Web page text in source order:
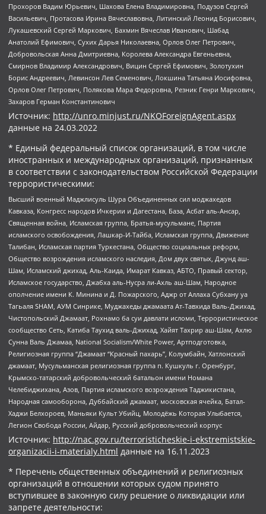
Прохоров Вадим Юрьевич, Шахова Елена Владимировна, Подузов Сергей
Васильевич, Протасова Ирина Вячеславовна, Литинский Леонид Борисович,
Лукашевский Сергей Маркович, Бахмин Вячеслав Иванович, Шабад
Анатолий Ефимович, Сухих Дарья Николаевна, Орлов Олег Петрович,
Добровольская Анна Дмитриевна, Королева Александра Евгеньевна,
Смирнов Владимир Александрович, Вицин Сергей Ефимович, Золотухин
Борис Андреевич, Левинсон Лев Семенович, Локшина Татьяна Иосифовна,
Орлов Олег Петрович, Полякова Мара Федоровна, Резник Генри Маркович,
Захаров Герман Константинович
Источник: http://unro.minjust.ru/NKOForeignAgent.aspx
данные на 24.03.2022
* Единый федеральный список организаций, в том числе
иностранных и международных организаций, признанных
в соответствии с законодательством Российской Федерации
террористическими:
Высший военный Маджлисуль Шура Объединенных сил моджахедов
Кавказа, Конгресс народов Ичкерии и Дагестана, База, Асбат аль-Ансар,
Священная война, Исламская группа, Братья-мусульмане, Партия
исламского освобождения, Лашкар-И-Тайба, Исламская группа, Движение
Талибан, Исламская партия Туркестана, Общество социальных реформ,
Общество возрождения исламского наследия, Дом двух святых, Джунд аш-
Шам, Исламский джихад, Аль-Каида, Имарат Кавказ, АБТО, Правый сектор,
Исламское государство, Джабха аль-Нусра ли-Ахль аш-Шам, Народное
ополчение имени К. Минина и Д. Пожарского, Аджр от Аллаха Субхану уа
Тагьаля SHAM, АУМ Синрике, Муджахеды джамаата Ат-Тавхида Валь-Джихад,
Чистопольский Джамаат, Рохнамо ба суи давлати исломи, Террористическое
сообщество Сеть, Катиба Таухид валь-Джихад, Хайят Тахрир аш-Шам, Ахлю
Сунна Валь Джамаа, National Socialism/White Power, Артподготовка,
Религиозная группа “Джамаат “Красный пахарь”, Колумбайн, Хатлонский
джамаат, Мусульманская религиозная группа п. Кушкуль г. Оренбург,
Крымско-татарский добровольческий батальон имени Номана
Челебиджихана, Азов, Партия исламского возрождения Таджикистана,
Народная самооборона, Дуббайский джамаат, московская ячейка, Батал-
Хаджи Белхороев, Маньяки Культ Убийц, Молодёжь Которая Улыбается,
Легион Свобода России, Айдар, Русский добровольческий корпус
Источник: http://nac.gov.ru/terroristicheskie-i-ekstremistskie-
organizacii-i-materialy.html данные на 16.11.2023
* Перечень общественных объединений и религиозных
организаций в отношении которых судом принято
вступившее в законную силу решение о ликвидации или
запрете деятельности: